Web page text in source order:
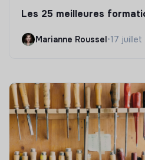
Les 25 meilleures
Marianne Roussel•17